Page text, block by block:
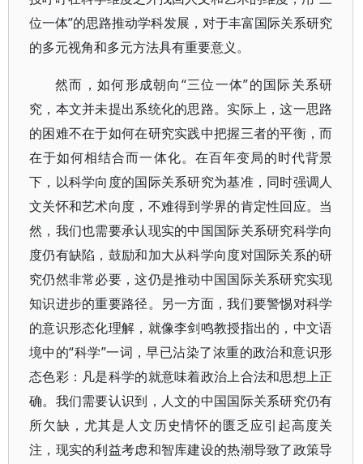
位一体”的思路推动学科发展，对于丰富国际关系研究
的多元视角和多元方法具有重要意义。
然而，如何形成朝向“三位一体”的国际关系研
究，本文并未提出系统化的思路。实际上，这一思路
的困难不在于如何在研究实践中把握三者的平衡，而
在于如何相结合而一体化。在百年变局的时代背景
下，以科学向度的国际关系研究为基准，同时强调人
文关怀和艺术向度，不难得到学界的肯定性回应。当
然，我们也需要承认现实的中国国际关系研究科学向
度仍有缺陷，鼓励和加大从科学向度对国际关系的研
究仍然非常必要，这仍是推动中国国际关系研究实现
知识进步的重要路径。另一方面，我们要警惕对科学
的意识形态化理解，就像李剑鸣教授指出的，中文语
境中的“科学”一词，早已沾染了浓重的政治和意识形
态色彩：凡是科学的就意味着政治上合法和思想上正
确。我们需要认识到，人文的中国国际关系研究仍有
所欠缺，尤其是人文历史情怀的匮乏应引起高度关
注，现实的利益考虑和智库建设的热潮导致了政策导